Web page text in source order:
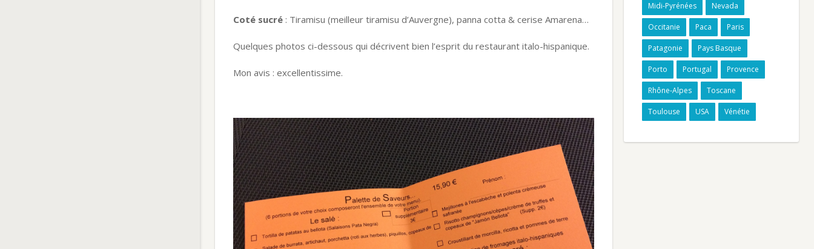
Coté sucré : Tiramisu (meilleur tiramisu d’Auvergne), panna cotta & cerise Amarena…
Quelques photos ci-dessous qui décrivent bien l’esprit du restaurant italo-hispanique.
Mon avis : excellentissime.
Midi-Pyrénées Nevada
Occitanie Paca Paris
Patagonie Pays Basque
Porto Portugal Provence
Rhône-Alpes Toscane
Toulouse USA Vénétie